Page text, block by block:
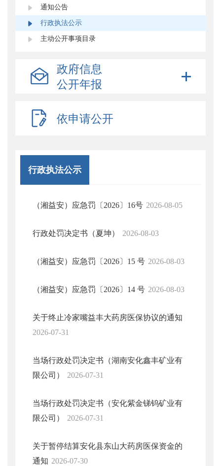
通知公告
行政执法公示
主动公开事项目录
政府信息
公开年报
依申请公开
行政执法公示
（湘益安）应急罚〔2026〕16号 2026-08-05
行政处罚决定书（夏坤） 2026-08-03
（湘益安）应急罚〔2026〕15 号 2026-08-03
（湘益安）应急罚〔2026〕14 号 2026-08-03
关于终止冷家嘴益丰大药房医保协议的通知
2026-07-31
当场行政处罚决定书（湖南安化鑫丰矿业有
限公司）
2026-07-31
当场行政处罚决定书（安化紫金锑钨矿业有
限公司）
2026-07-31
关于暂停结算安化县东山大药房医保资金的
通知 2026-07-30